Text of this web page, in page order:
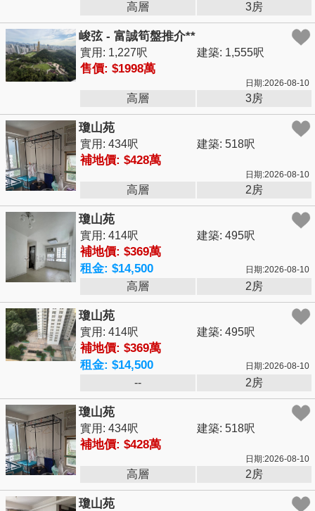
高層 3房
峻弦 - 富誠筍盤推介**
實用: 1,227呎 建築: 1,555呎
售價: $1998萬
日期:2026-08-10
高層 3房
瓊山苑
實用: 434呎 建築: 518呎
補地價: $428萬
日期:2026-08-10
高層 2房
瓊山苑
實用: 414呎 建築: 495呎
補地價: $369萬
租金: $14,500
日期:2026-08-10
高層 2房
瓊山苑
實用: 414呎 建築: 495呎
補地價: $369萬
租金: $14,500
日期:2026-08-10
-- 2房
瓊山苑
實用: 434呎 建築: 518呎
補地價: $428萬
日期:2026-08-10
高層 2房
瓊山苑